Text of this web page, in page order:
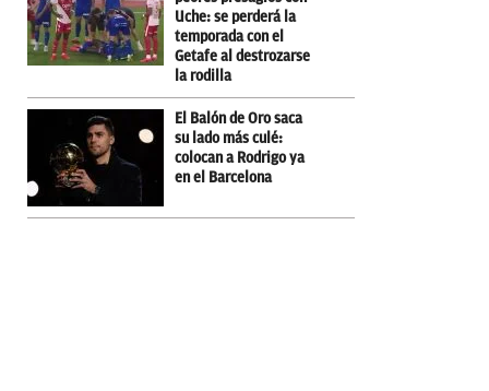
Uche: se perderá la
temporada con el
Getafe al destrozarse
la rodilla
El Balón de Oro saca
su lado más culé:
colocan a Rodrigo ya
en el Barcelona